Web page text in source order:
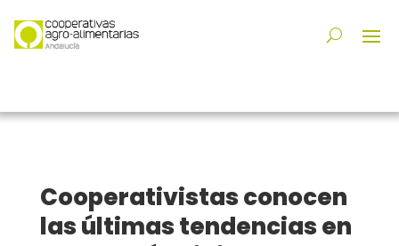
Cooperativistas conocen
las últimas tendencias en